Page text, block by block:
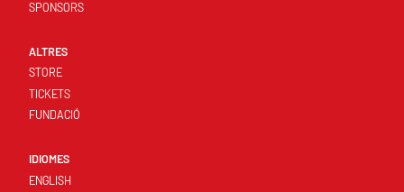
SPONSORS
ALTRES
STORE
TICKETS
FUNDACIÓ
IDIOMES
ENGLISH